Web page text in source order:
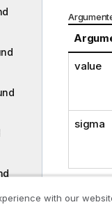
value
sigma
with our